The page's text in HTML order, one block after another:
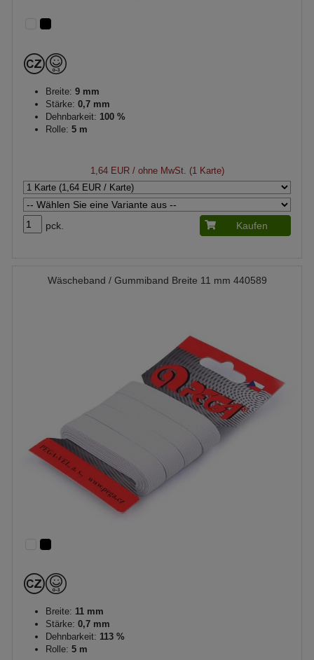
Breite: 9 mm
Stärke: 0,7 mm
Dehnbarkeit: 100 %
Rolle: 5 m
1,64 EUR/ ohne MwSt. (1 Karte)
pck. Kaufen
Wäscheband / Gummiband Breite 11 mm 440589
Breite: 11 mm
Stärke: 0,7 mm
Dehnbarkeit: 113 %
Rolle: 5 m